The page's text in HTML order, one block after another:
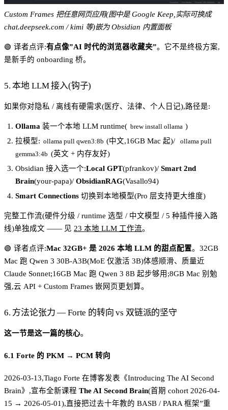
Custom Frames 把任意网页应用(图中是 Google Keep,实际可换成
chat.deepseek.com / kimi 等)嵌为 Obsidian 内置面板
🟢 译者点评:有点像”AI 时代的浏览器收藏夹”。它不是终极方案,
是新手的 onboarding 桥。
5. 本地 LLM 接入(钩子)
如果你对隐私 / 离线有硬需求(医疗、法律、个人日记),路径是:
Ollama 装一个本地 LLM runtime( brew install ollama )
拉模型: ollama pull qwen3:8b (中文,16GB Mac 起)/
ollama pull
gemma3:4b (英文 + 内存友好)
Obsidian 接入选一个:Local GPT(pfrankov)/ Smart 2nd
Brain(your-papa)/ ObsidianRAG(Vasallo94)
Smart Connections 切换到本地模型(Pro 层支持更大维度)
完整工作流(硬件分级 / runtime 选型 / 中文模型 / 5 种插件接入路
线)单独成文 —— 见 23 本地 LLM 工作流。
🟢 译者点评:Mac 32GB+ 是 2026 本地 LLM 的甜点配置。32GB
Mac 跑 Qwen 3 30B-A3B(MoE 仅激活 3B)体感顺滑、质量近
Claude Sonnet;16GB Mac 跑 Qwen 3 8B 起步够用;8GB Mac 别勉
强,云 API + Custom Frames 嵌网页更划算。
6. 方法论张力 — Forte 的转向 vs 双链派的坚守
这一节是这一篇的核心。
6.1 Forte 的 PKM → PCM 转向
2026-03-13,Tiago Forte 在博客发表《Introducing The AI Second
Brain》,宣布全新课程 The AI Second Brain(首期 cohort 2026-04-
15 → 2026-05-01),直接把过去十年教的 BASB / PARA 框架”重